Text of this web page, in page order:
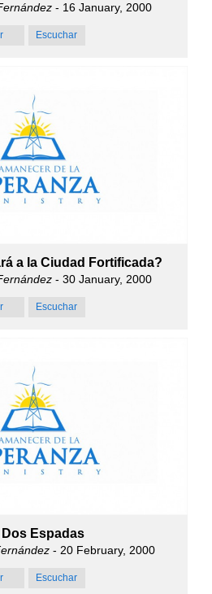
- 16 January, 2000
Escuchar
a la Ciudad Fortificada?
- 30 January, 2000
Escuchar
Dos Espadas
- 20 February, 2000
Escuchar